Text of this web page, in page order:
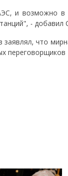
и возможно
- добавил
что